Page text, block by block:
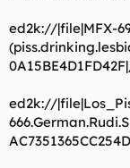
ed2k://|file|MFX-
ed2k://